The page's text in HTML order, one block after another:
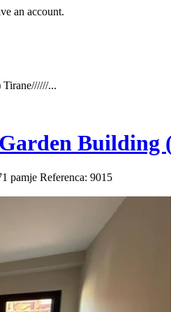
an account.
...
Building
pamje Referenca: 9015